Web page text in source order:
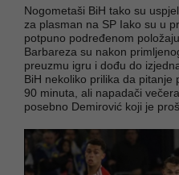
Nogometaši BiH tako su
za plasman na SP Iako su u
potpuno podređenom
Barbareza su nakon
preuzmu igru i dođu do
BiH nekoliko prilika da pitanje
90 minuta, ali napadači
posebno Demirović koji je